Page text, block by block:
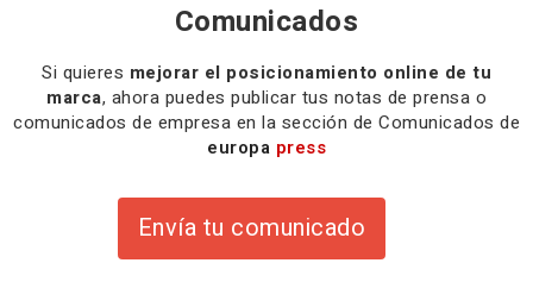
Comunicados
Si quieres mejorar el posicionamiento online de tu
marca, ahora puedes publicar tus notas de prensa o
comunicados de empresa en la sección de Comunicados de
europa press
Envía tu comunicado